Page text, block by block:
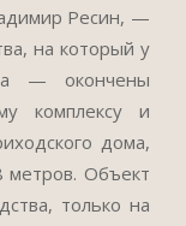
Ресин, —
на который у
— окончены
комплексу и
дома,
метров. Объект
только на